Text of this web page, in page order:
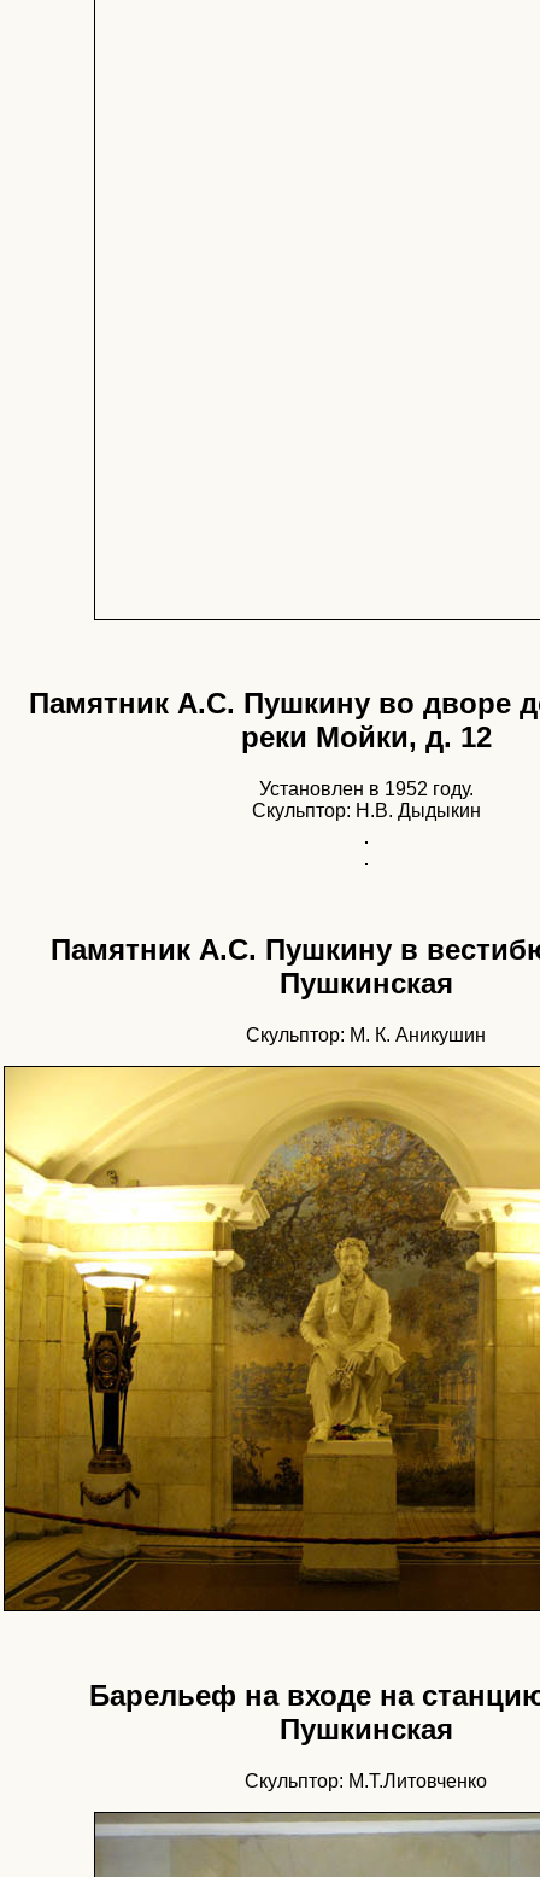
Памятник А.С. Пушкину во дворе
реки Мойки, д. 12
Установлен в 1952 году.
Скульптор: Н.В. Дыдыкин
Памятник А.С. Пушкину в
Пушкинская
Скульптор: М. К. Аникушин
Барельеф на входе на
Пушкинская
Скульптор: М.Т.Литовченко